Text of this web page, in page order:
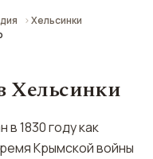
Хельсинки
Хельсинки
1830 году как
Крымской войны